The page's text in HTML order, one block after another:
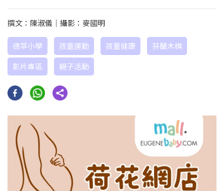
撰文：陳淑儀｜攝影：麥國明
德萃小學 孩童運動 孩童健康
芬蘭木棋
影片專區
親子活動